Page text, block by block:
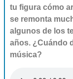
tu figura cómo
se remonta
algunos de los
años. ¿Cuándo
música?